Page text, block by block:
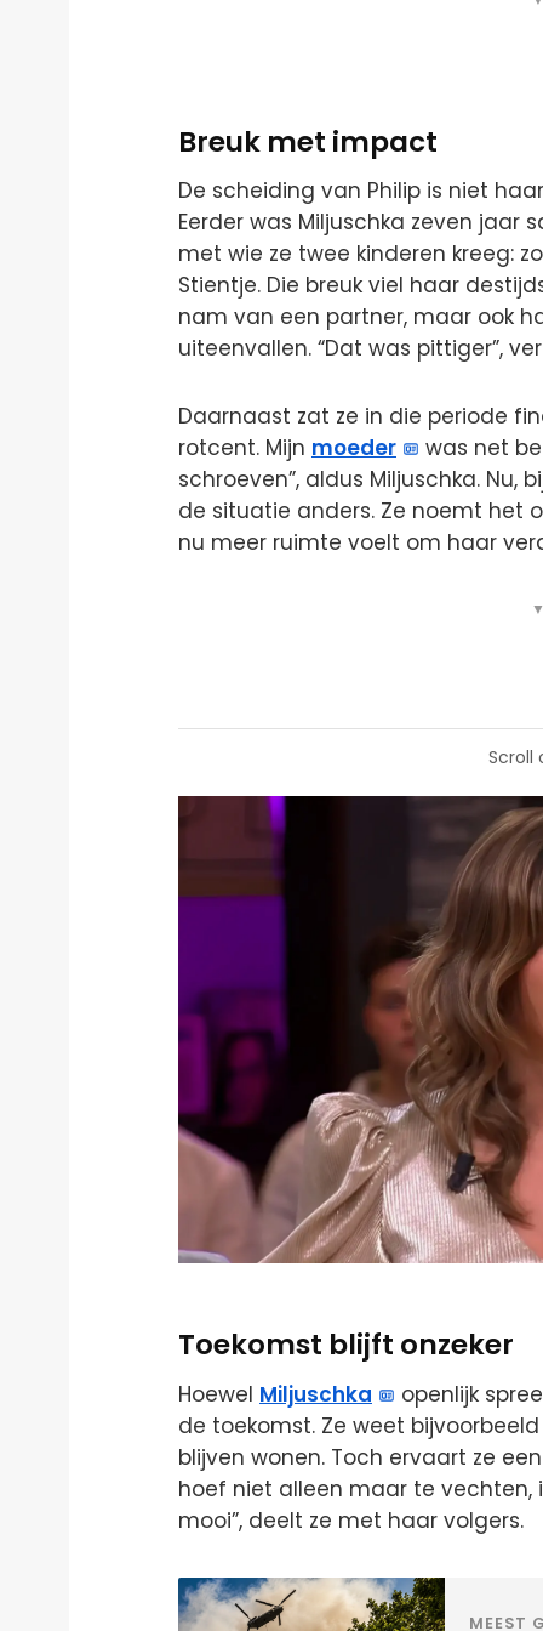
Breuk met impact
De scheiding van Philip is niet
Eerder was Miljuschka zeven
met wie ze twee kinderen kreeg:
Stientje. Die breuk viel haar
nam van een partner, maar ook
uiteenvallen. “Dat was pittiger”,
Daarnaast zat ze in die periode
rotcent. Mijn moeder
was net
schroeven”, aldus Miljuschka.
de situatie anders. Ze noemt het
nu meer ruimte voelt om haar
Scroll
Toekomst blijft onzeker
Hoewel Miljuschka
openlijk
de toekomst. Ze weet
blijven wonen. Toch ervaart ze
hoef niet alleen maar te vechten,
mooi”, deelt ze met haar volgers.
MEEST